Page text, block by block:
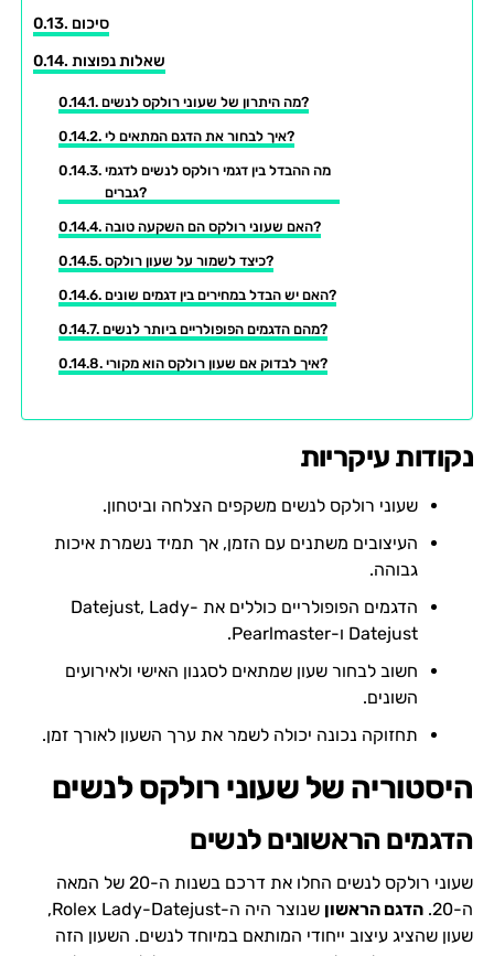
סיכום
שאלות נפוצות
מה היתרון של שעוני רולקס לנשים?
איך לבחור את הדגם המתאים לי?
מה ההבדל בין דגמי רולקס לנשים לדגמי
גברים?
האם שעוני רולקס הם השקעה טובה?
כיצד לשמור על שעון רולקס?
האם יש הבדל במחירים בין דגמים שונים?
מהם הדגמים הפופולריים ביותר לנשים?
איך לבדוק אם שעון רולקס הוא מקורי?
נקודות עיקריות
שעוני רולקס לנשים משקפים הצלחה וביטחון.
העיצובים משתנים עם הזמן, אך תמיד נשמרת איכות
גבוהה.
הדגמים הפופולריים כוללים את Datejust, Lady-
Datejust ו-Pearlmaster.
חשוב לבחור שעון שמתאים לסגנון האישי ולאירועים
השונים.
תחזוקה נכונה יכולה לשמר את ערך השעון לאורך זמן.
היסטוריה של שעוני רולקס לנשים
הדגמים הראשונים לנשים
שעוני רולקס לנשים החלו את דרכם בשנות ה-20 של המאה
ה-20.
הדגם הראשון
שנוצר היה ה-Rolex Lady-Datejust,
שעון שהציג עיצוב ייחודי המותאם במיוחד לנשים. השעון הזה